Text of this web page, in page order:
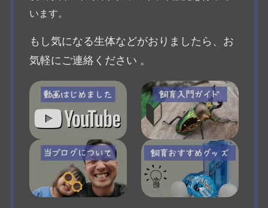
います。
もし気になる生体などがおりましたら、お
気軽にご連絡ください 。